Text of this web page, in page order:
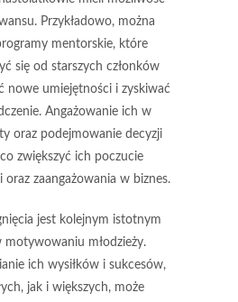
. Przykładowo, można
mentorskie, które
się od starszych członków
nowe umiejętności i zyskiwać
Angażowanie ich w
oraz podejmowanie decyzji
zwiększyć ich poczucie
zaangażowania w biznes.
jest kolejnym istotnym
motywowaniu młodzieży.
ich wysiłków i sukcesów,
jak i większych, może